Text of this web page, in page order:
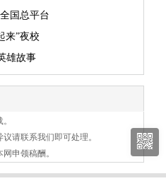
国总平台
来”夜校
雄故事
请联系我们即可处理。
申领稿酬。